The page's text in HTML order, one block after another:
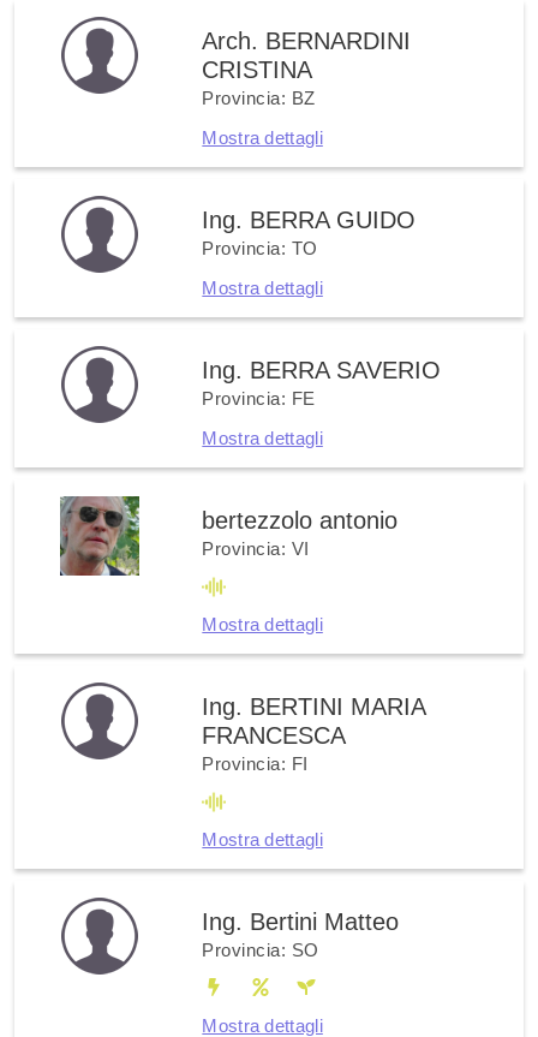
Arch. BERNARDINI
CRISTINA
Provincia: BZ
Mostra dettagli
Ing. BERRA GUIDO
Provincia: TO
Mostra dettagli
Ing. BERRA SAVERIO
Provincia: FE
Mostra dettagli
bertezzolo antonio
Provincia: VI
Mostra dettagli
Ing. BERTINI MARIA
FRANCESCA
Provincia: FI
Mostra dettagli
Ing. Bertini Matteo
Provincia: SO
Mostra dettagli